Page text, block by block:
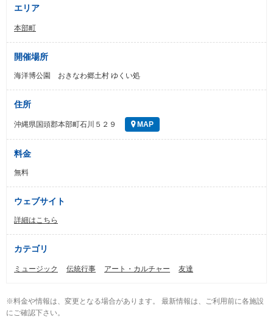
エリア
本部町
開催場所
海洋博公園 おきなわ郷土村 ゆくい処
住所
沖縄県国頭郡本部町石川５２９ MAP
料金
無料
ウェブサイト
詳細はこちら
カテゴリ
ミュージック 伝統行事 アート・カルチャー 友達
※料金や情報は、変更となる場合があります。 最新情報は、ご利用前に各施設
にご確認下さい。